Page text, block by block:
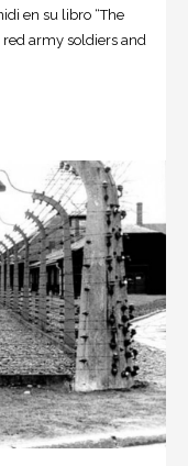
en su libro “The
army soldiers and